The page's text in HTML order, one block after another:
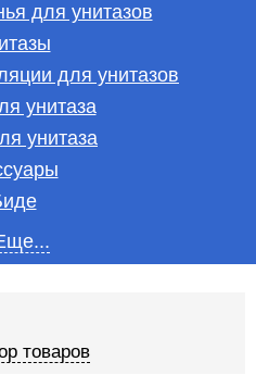
для унитазов
для унитазов
унитаза
унитаза
товаров